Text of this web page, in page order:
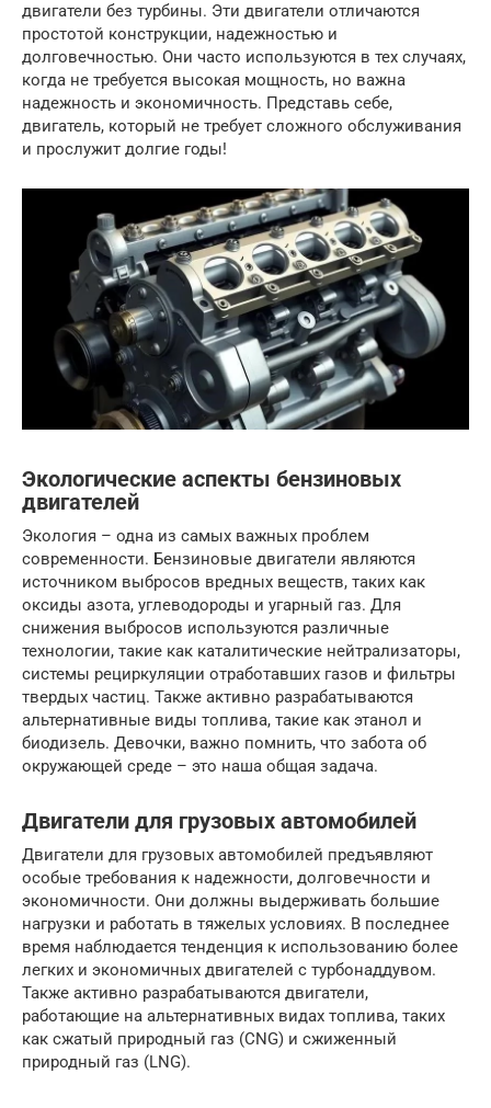
двигатели без турбины. Эти двигатели отличаются
простотой конструкции, надежностью и
долговечностью. Они часто используются в тех случаях,
когда не требуется высокая мощность, но важна
надежность и экономичность. Представь себе,
двигатель, который не требует сложного обслуживания
и прослужит долгие годы!
Экологические аспекты бензиновых
двигателей
Экология – одна из самых важных проблем
современности. Бензиновые двигатели являются
источником выбросов вредных веществ, таких как
оксиды азота, углеводороды и угарный газ. Для
снижения выбросов используются различные
технологии, такие как каталитические нейтрализаторы,
системы рециркуляции отработавших газов и фильтры
твердых частиц. Также активно разрабатываются
альтернативные виды топлива, такие как этанол и
биодизель. Девочки, важно помнить, что забота об
окружающей среде – это наша общая задача.
Двигатели для грузовых автомобилей
Двигатели для грузовых автомобилей предъявляют
особые требования к надежности, долговечности и
экономичности. Они должны выдерживать большие
нагрузки и работать в тяжелых условиях. В последнее
время наблюдается тенденция к использованию более
легких и экономичных двигателей с турбонаддувом.
Также активно разрабатываются двигатели,
работающие на альтернативных видах топлива, таких
как сжатый природный газ (CNG) и сжиженный
природный газ (LNG).